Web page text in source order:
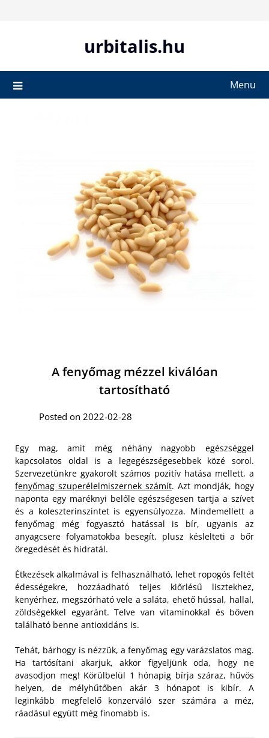
urbitalis.hu
Menu
A fenyőmag mézzel kiválóan
tartosítható
Posted on 2022-02-28
Egy mag, amit még néhány nagyobb egészséggel
kapcsolatos oldal is a legegészségesebbek közé sorol.
Szervezetünkre gyakorolt számos pozitív hatása mellett, a
fenyőmag szuperélelmiszernek számít. Azt mondják, hogy
naponta egy maréknyi belőle egészségesen tartja a szívet
és a koleszterinszintet is egyensúlyozza. Mindemellett a
fenyőmag még fogyasztó hatással is bír, ugyanis az
anyagcsere folyamatokba besegít, plusz késlelteti a bőr
öregedését és hidratál.
Étkezések alkalmával is felhasználható, lehet ropogós feltét
édességekre, hozzáadható teljes kiőrlésű lisztekhez,
kenyérhez, megszórható vele a saláta, ehető hússal, hallal,
zöldségekkel egyaránt. Telve van vitaminokkal és bőven
található benne antioxidáns is.
Tehát, bárhogy is nézzük, a fenyőmag egy varázslatos mag.
Ha tartósítani akarjuk, akkor figyeljünk oda, hogy ne
avasodjon meg! Körülbelül 1 hónapig bírja száraz, hűvös
helyen, de mélyhűtőben akár 3 hónapot is kibír. A
leginkább megfelelő konzerváló szer számára a méz,
ráadásul együtt még finomabb is.